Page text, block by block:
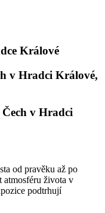
Králové
v Hradci Králové,
v Hradci
od pravěku až po
atmosféru života v
podtrhují